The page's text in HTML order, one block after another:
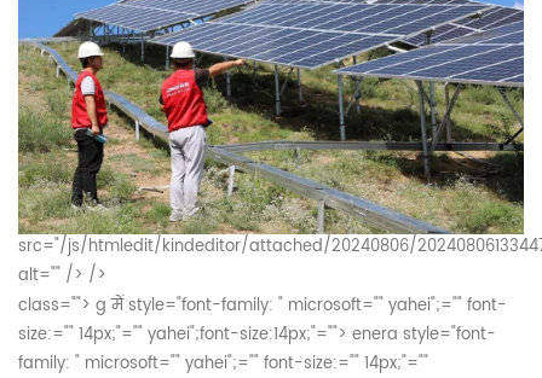
src="/js/htmledit/kindeditor/attached/20240806/
alt="" /> />
class=""> g मेंstyle="font-family: " microsoft="" yahei";="" font-
size:="" 14px;"="" yahei";font-size:14px;"=""> enera style="font-
family: " microsoft="" yahei";="" font-size:="" 14px;"=""